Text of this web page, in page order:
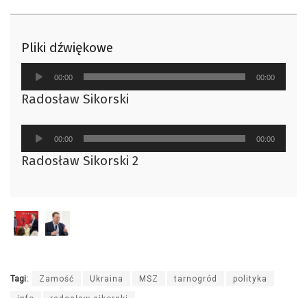
Pliki dźwiękowe
Odtwarzacz
plików
dźwiękowych
00:00 00:00
Radosław Sikorski
Odtwarzacz
plików
dźwiękowych
00:00 00:00
Radosław Sikorski 2
Tagi: Zamość Ukraina MSZ tarnogród polityka